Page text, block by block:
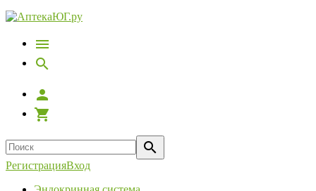
РегистрацияВход